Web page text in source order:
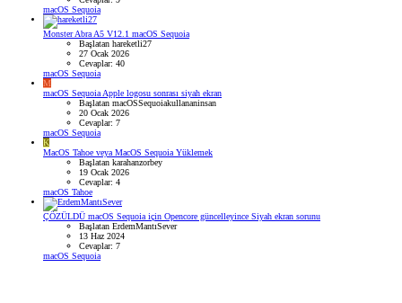
macOS Sequoia
Monster Abra A5 V12.1 macOS Sequoia
Başlatan hareketli27
27 Ocak 2026
Cevaplar: 40
macOS Sequoia
M
macOS Sequoia Apple logosu sonrası siyah ekran
Başlatan macOSSequoiakullananinsan
20 Ocak 2026
Cevaplar: 7
macOS Sequoia
K
MacOS Tahoe veya MacOS Sequoia Yüklemek
Başlatan karahanzorbey
19 Ocak 2026
Cevaplar: 4
macOS Tahoe
ÇÖZÜLDÜ macOS Sequoia için Opencore güncelleyince Siyah ekran sorunu
Başlatan ErdemMantıSever
13 Haz 2024
Cevaplar: 7
macOS Sequoia